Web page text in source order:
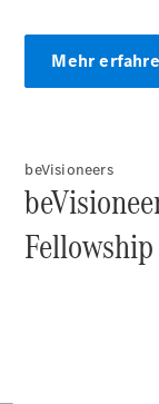
Mehr
beVisioneers
Fellowship